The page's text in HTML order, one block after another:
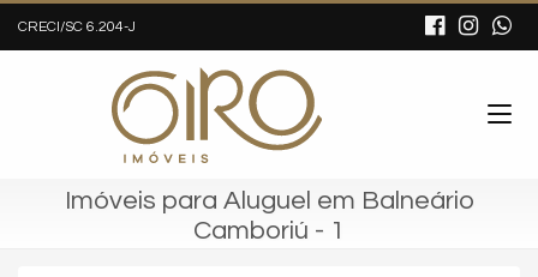
CRECI/SC 6.204-J
Imóveis para Aluguel em Balneário
Camboriú - 1